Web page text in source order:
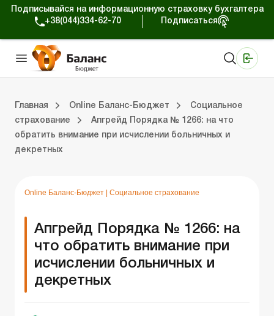
Подписывайся на информационную страховку бухгалтера
+38(044)334-62-70
Подписаться
Главная Online Баланс-Бюджет
Социальное
страхование
Апгрейд Порядка № 1266: на что
обратить внимание при исчислении больничных и
декретных
Online Баланс-Бюджет Социальное страхование
Апгрейд Порядка № 1266: на
что обратить внимание при
исчислении больничных и
декретных